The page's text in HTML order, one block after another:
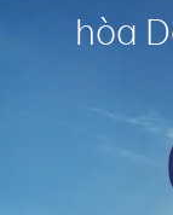
hòa